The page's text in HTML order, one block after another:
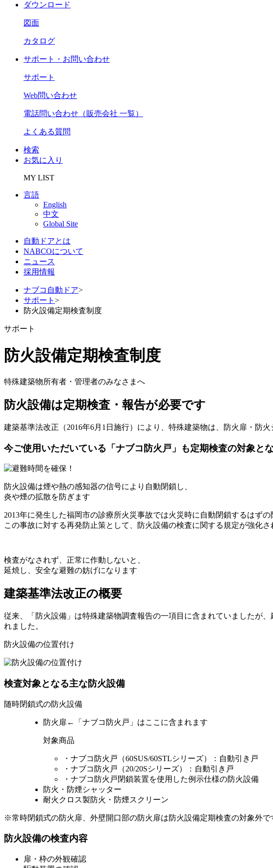
ダウンロード
図面
カタログ
サポート・お問い合わせ
サポート
Web問い合わせ
電話問い合わせ（販売会社 一覧）
よくある質問
検索
お気に入り
MY LIST
言語
English
中文
Global Site
自動ドアとは
NABCOについて
ニュース
採用情報
ナブコ自動ドア>
サポート >
防火設備定期検査制度
サポート
防火設備定期検査制度
特殊建築物所有者・管理者のみなさまへ
防火設備は定期検査・報告が必要です
建築基準法改正（2016年6月1日施行）により、特殊建築物は、防火扉・防
今ご使用いただいている「ナブコ防火戸」も定期検査の対象とな
防火設備は煙や熱の感知器の信号により自動閉鎖し、
炎や煙の拡散を防ぎます
2013年に発生した福岡市の診療所火災事故では火災時に自動閉鎖するはず
この事故に対する再発防止策として、防火設備の検査に関する規定が強化さ
検査がなされず、正常に作動しないと、
延焼し、安全な避難の妨げになります
建築基準法改正の概要
従来、「防火設備」は特殊建築物調査報告の一項目に含まれていましたが
れました。
防火設備の位置付け
検査対象となる主な防火設備
随時閉鎖式の防火設備
防火扉←「ナブコ防火戸」はここに含まれます
対象商品
・ナブコ防火戸（60SUS/60STLシリーズ）：自動引き戸
・ナブコ防火戸（20/20Sシリーズ）：自動引き戸
・ナブコ防火戸閉鎖装置を使用した例示仕様の防火設備
防火・防煙シャッター
耐火クロス製防火・防煙スクリーン
※常時閉鎖式の防火扉、外壁開口部の防火扉は防火設備定期検査の対象外で
防火設備の検査内容
扉・枠の外観確認